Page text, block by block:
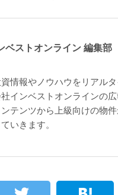
ベストオンライン 編集部
情報やノウハウをリアル
インベストオンラインの
テンツから上級向けの物
いきます。